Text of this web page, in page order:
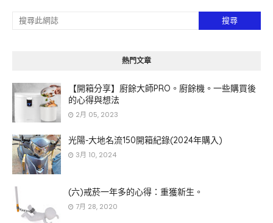
熱門文章
【開箱分享】廚餘大師PRO。廚餘機。一些購買後
的心得與想法
2月 05, 2023
光陽-大地名流150開箱紀錄(2024年購入)
3月 10, 2024
(六)戒菸一年多的心得：重獲新生。
7月 28, 2020